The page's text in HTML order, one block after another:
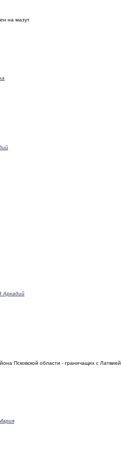
на мазут
Аркадий
Псковской области - граничащих с Латвией